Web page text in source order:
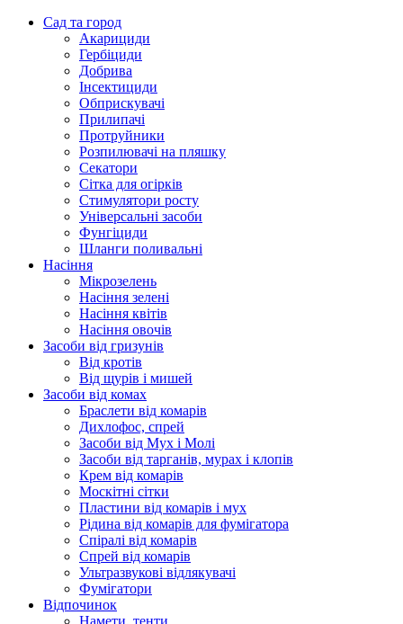
Сад та город
Акарициди
Гербіциди
Добрива
Інсектициди
Обприскувачі
Прилипачі
Протруйники
Розпилювачі на пляшку
Секатори
Сітка для огірків
Стимулятори росту
Універсальні засоби
Фунгіциди
Шланги поливальні
Насіння
Мікрозелень
Насіння зелені
Насіння квітів
Насіння овочів
Засоби від гризунів
Від кротів
Від щурів і мишей
Засоби від комах
Браслети від комарів
Дихлофос, спрей
Засоби від Мух і Молі
Засоби від тарганів, мурах і клопів
Крем від комарів
Москітні сітки
Пластини від комарів і мух
Рідина від комарів для фумігатора
Спіралі від комарів
Спрей від комарів
Ультразвукові відлякувачі
Фумігатори
Відпочинок
Намети, тенти